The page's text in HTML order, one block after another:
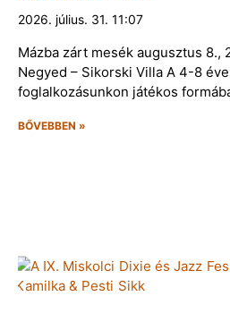
2026. július. 31. 11:07
Mázba zárt mesék augusztus 8.,
Negyed – Sikorski Villa A 4-8
foglalkozásunkon játékos
BŐVEBBEN »